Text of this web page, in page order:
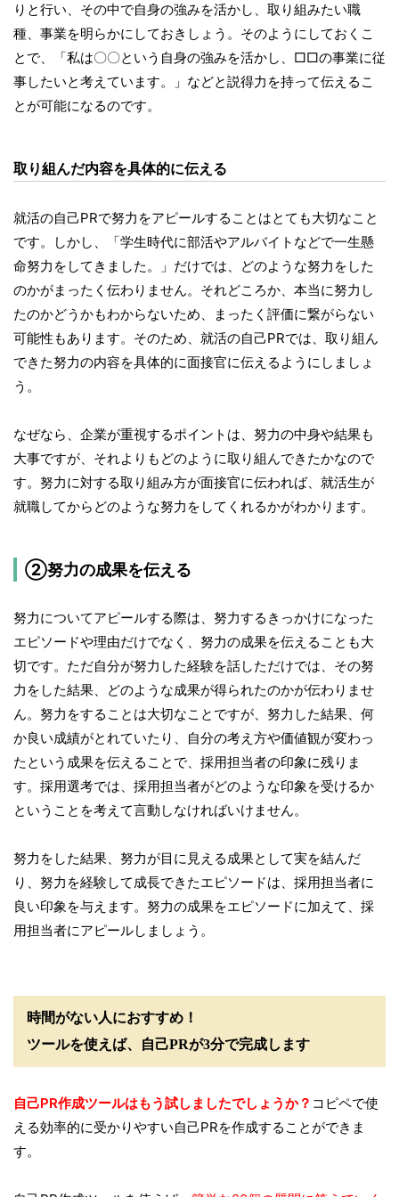
りと行い、その中で自身の強みを活かし、取り組みたい職
種、事業を明らかにしておきしょう。そのようにしておくこ
とで、「私は〇〇という自身の強みを活かし、□□の事業に従
事したいと考えています。」などと説得力を持って伝えるこ
とが可能になるのです。
取り組んだ内容を具体的に伝える
就活の自己PRで努力をアピールすることはとても大切なこと
です。しかし、「学生時代に部活やアルバイトなどで一生懸
命努力をしてきました。」だけでは、どのような努力をした
のかがまったく伝わりません。それどころか、本当に努力し
たのかどうかもわからないため、まったく評価に繋がらない
可能性もあります。そのため、就活の自己PRでは、取り組ん
できた努力の内容を具体的に面接官に伝えるようにしましょ
う。
なぜなら、企業が重視するポイントは、努力の中身や結果も
大事ですが、それよりもどのように取り組んできたかなので
す。努力に対する取り組み方が面接官に伝われば、就活生が
就職してからどのような努力をしてくれるかがわかります。
②努力の成果を伝える
努力についてアピールする際は、努力するきっかけになった
エピソードや理由だけでなく、努力の成果を伝えることも大
切です。ただ自分が努力した経験を話しただけでは、その努
力をした結果、どのような成果が得られたのかが伝わりませ
ん。努力をすることは大切なことですが、努力した結果、何
か良い成績がとれていたり、自分の考え方や価値観が変わっ
たという成果を伝えることで、採用担当者の印象に残りま
す。採用選考では、採用担当者がどのような印象を受けるか
ということを考えて言動しなければいけません。
努力をした結果、努力が目に見える成果として実を結んだ
り、努力を経験して成長できたエピソードは、採用担当者に
良い印象を与えます。努力の成果をエピソードに加えて、採
用担当者にアピールしましょう。
時間がない人におすすめ！
ツールを使えば、自己PRが3分で完成します
自己PR作成ツールはもう試しましたでしょうか？ コピペで使
える効率的に受かりやすい自己PRを作成することができま
す。